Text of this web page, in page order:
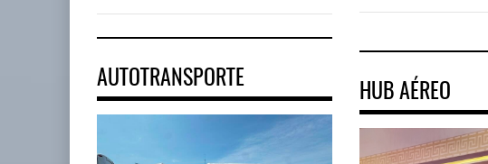
AUTOTRANSPORTE
HUB AÉREO